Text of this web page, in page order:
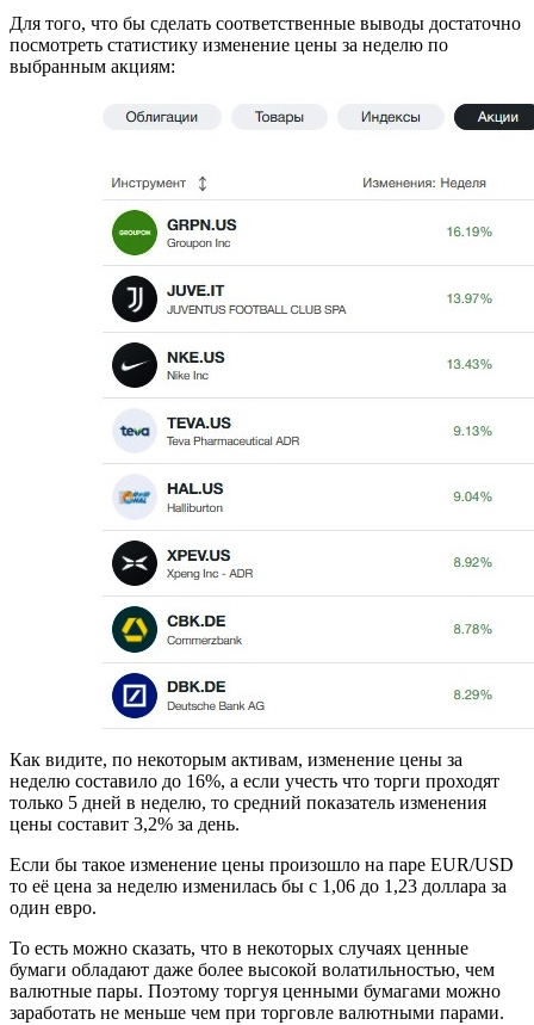
Для того, что бы сделать соответственные выводы достаточно
посмотреть статистику изменение цены за неделю по
выбранным акциям:
Как видите, по некоторым активам, изменение цены за
неделю составило до 16%, а если учесть что торги проходят
только 5 дней в неделю, то средний показатель изменения
цены составит 3,2% за день.
Если бы такое изменение цены произошло на паре EUR/USD
то её цена за неделю изменилась бы с 1,06 до 1,23 доллара за
один евро.
То есть можно сказать, что в некоторых случаях ценные
бумаги обладают даже более высокой волатильностью, чем
валютные пары. Поэтому торгуя ценными бумагами можно
заработать не меньше чем при торговле валютными парами.